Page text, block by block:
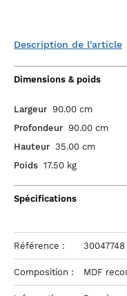
Description de l'article
Dimensions & poids
Largeur 90.00 cm
Profondeur 90.00 cm
Hauteur 35.00 cm
Poids 17.50 kg
Spécifications
Référence : 30047748
Composition : MDF